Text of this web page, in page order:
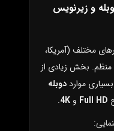
و زیرنویس
مختلف (آمریکا،
منظم. بخش زیادی از
موارددوبله
Full HD و 4K
.